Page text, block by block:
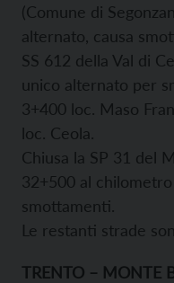
(Comune di
alternato, causa
SS 612 della Val di
unico alternato per
3+400 loc. Maso
loc. Ceola.
Chiusa la SP 31 del
32+500 al
smottamenti.
Le restanti strade
TRENTO – MONTE